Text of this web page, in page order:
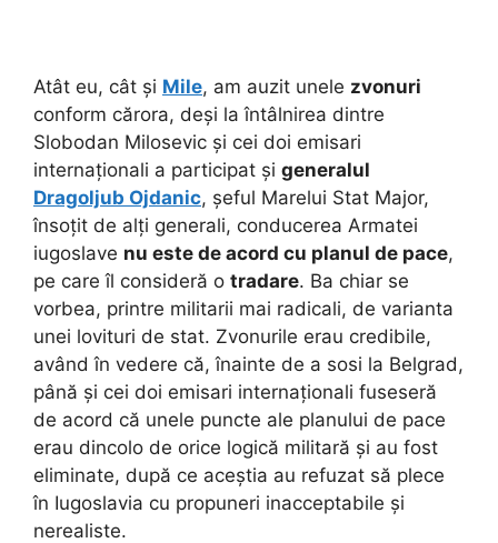
Atât eu, cât și Mile, am auzit unele zvonuri
conform cărora, deși la întâlnirea dintre
Slobodan Milosevic și cei doi emisari
internaționali a participat și generalul
Dragoljub Ojdanic, șeful Marelui Stat Major,
însoțit de alți generali, conducerea Armatei
iugoslave nu este de acord cu planul de pace,
pe care îl consideră o tradare. Ba chiar se
vorbea, printre militarii mai radicali, de varianta
unei lovituri de stat. Zvonurile erau credibile,
având în vedere că, înainte de a sosi la Belgrad,
până și cei doi emisari internaționali fuseseră
de acord că unele puncte ale planului de pace
erau dincolo de orice logică militară și au fost
eliminate, după ce aceștia au refuzat să plece
în Iugoslavia cu propuneri inacceptabile și
nerealiste.